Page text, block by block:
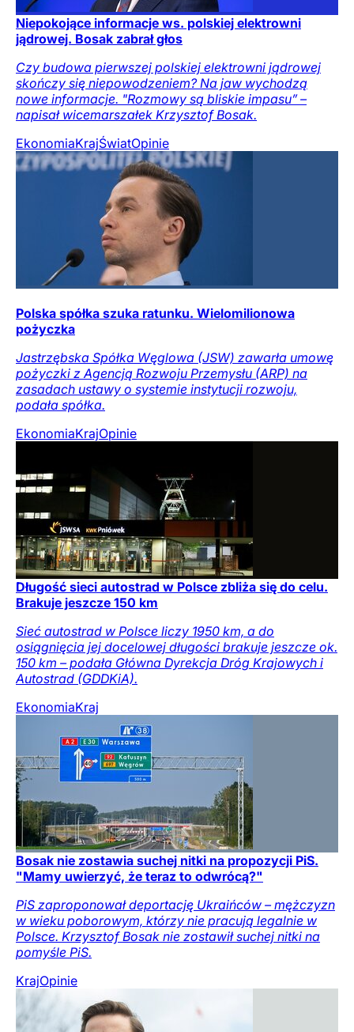
Niepokojące informacje ws. polskiej elektrowni
jądrowej. Bosak zabrał głos
Czy budowa pierwszej polskiej elektrowni jądrowej
skończy się niepowodzeniem? Na jaw wychodzą
nowe informacje. "Rozmowy są bliskie impasu” –
napisał wicemarszałek Krzysztof Bosak.
EkonomiaKrajŚwiatOpinie
Polska spółka szuka ratunku. Wielomilionowa
pożyczka
Jastrzębska Spółka Węglowa (JSW) zawarła umowę
pożyczki z Agencją Rozwoju Przemysłu (ARP) na
zasadach ustawy o systemie instytucji rozwoju,
podała spółka.
EkonomiaKrajOpinie
Długość sieci autostrad w Polsce zbliża się do celu.
Brakuje jeszcze 150 km
Sieć autostrad w Polsce liczy 1950 km, a do
osiągnięcia jej docelowej długości brakuje jeszcze ok.
150 km – podała Główna Dyrekcja Dróg Krajowych i
Autostrad (GDDKiA).
EkonomiaKraj
Bosak nie zostawia suchej nitki na propozycji PiS.
"Mamy uwierzyć, że teraz to odwrócą?"
PiS zaproponował deportację Ukraińców – mężczyzn
w wieku poborowym, którzy nie pracują legalnie w
Polsce. Krzysztof Bosak nie zostawił suchej nitki na
pomyśle PiS.
KrajOpinie